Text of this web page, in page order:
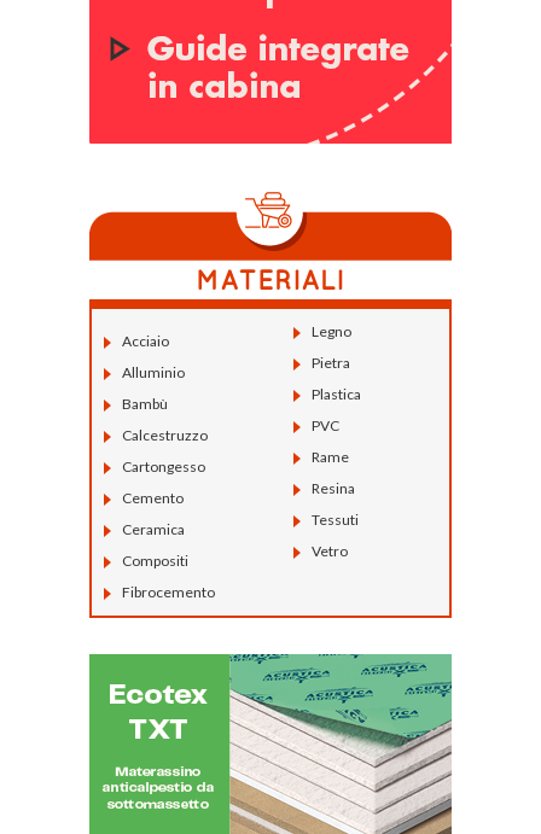
Acciaio
Alluminio
Bambù
Calcestruzzo
Cartongesso
Cemento
Ceramica
Compositi
Fibrocemento
Legno
Pietra
Plastica
PVC
Rame
Resina
Tessuti
Vetro